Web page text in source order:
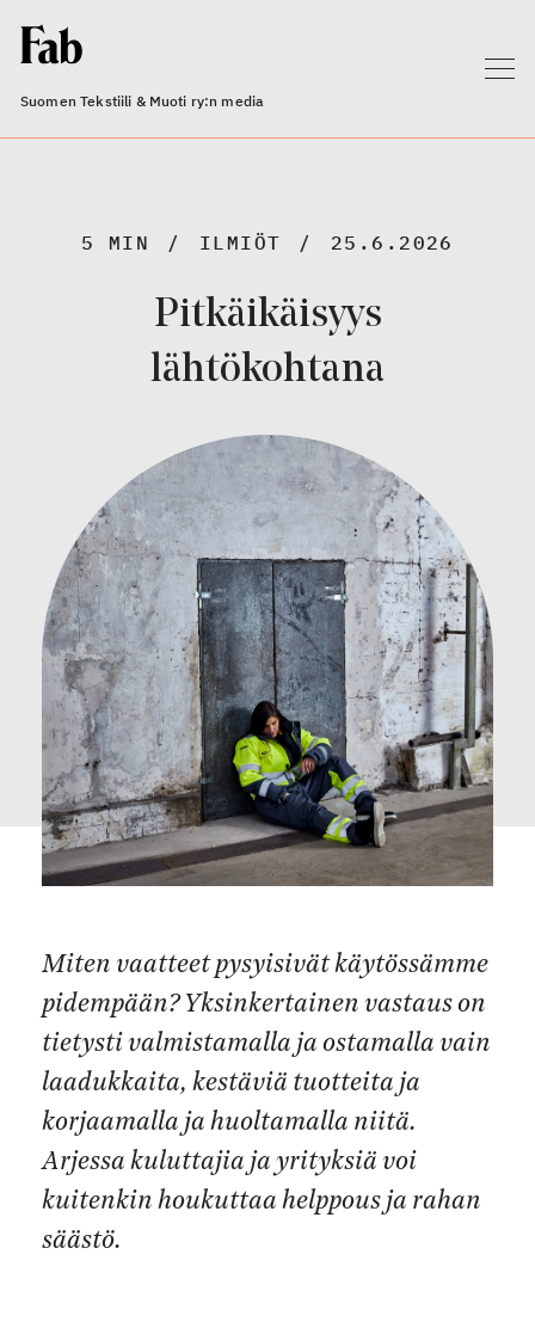
Suomen Tekstiili & Muoti ry:n media
5 MIN ILMIÖT 25.6.2026
Pitkäikäisyys
lähtökohtana
Miten vaatteet pysyisivät käytössämme
pidempään? Yksinkertainen vastaus on
tietysti valmistamalla ja ostamalla vain
laadukkaita, kestäviä tuotteita ja
korjaamalla ja huoltamalla niitä.
Arjessa kuluttajia ja yrityksiä voi
kuitenkin houkuttaa helppous ja rahan
säästö.